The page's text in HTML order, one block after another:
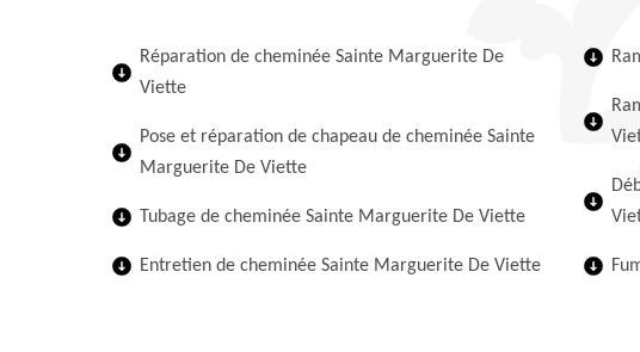
Réparation de cheminée Sainte Marguerite De
Viette
Pose et réparation de chapeau de cheminée Sainte
Marguerite De Viette
Tubage de cheminée Sainte Marguerite De Viette
Entretien de cheminée Sainte Marguerite De Viette